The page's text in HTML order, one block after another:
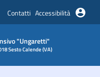
Contatti Accessibilità
"Ungaretti"
Sesto Calende (VA)